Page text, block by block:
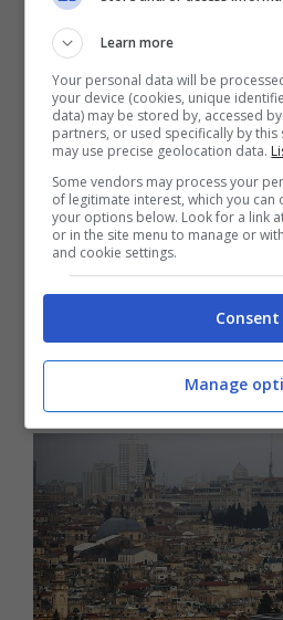
Venezia. I voli della
Milano Orio al Serio e da
Le destinazioni da
voli due volte a
voli quattro volte a
Roma si può
frequenza di 4 volte a
per Tel Avivda Roma
solo andata ed il volo
Da Milano Eilat è
25 euro ed il volo dura
Learn more
Your personal data will be
your device (cookies, unique
data) may be stored by, accessed
partners, or used specifically by
may use precise geolocation data.
Some vendors may process your
of legitimate interest, which you
your options below. Look for a link
or in the site menu to manage or
and cookie settings.
Consent
Manage